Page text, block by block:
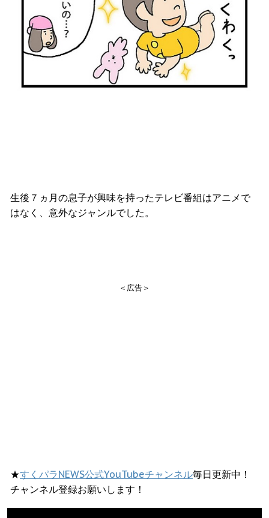
生後７ヵ月の息子が興味を持ったテレビ番組はアニメで
はなく、意外なジャンルでした。
＜広告＞
★すくパラNEWS公式YouTubeチャンネル毎日更新中！
チャンネル登録お願いします！